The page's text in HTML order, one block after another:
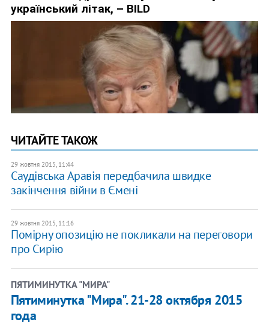
ЧИТАЙТЕ ТАКОЖ
29 жовтня 2015, 11:44
Саудівська Аравія передбачила швидке
закінчення війни в Ємені
29 жовтня 2015, 11:16
Помірну опозицію не покликали на переговори
про Сирію
ПЯТИМИНУТКА "МИРА"
Пятиминутка "Мира". 21-28 октября 2015
года